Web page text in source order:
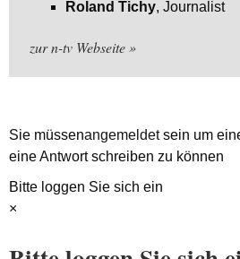
Roland Tichy, Journalist
zur n-tv Webseite
Sie müssenangemeldetsein um
eine Antwort schreiben zu können
Bitte loggen Sie sich ein
×